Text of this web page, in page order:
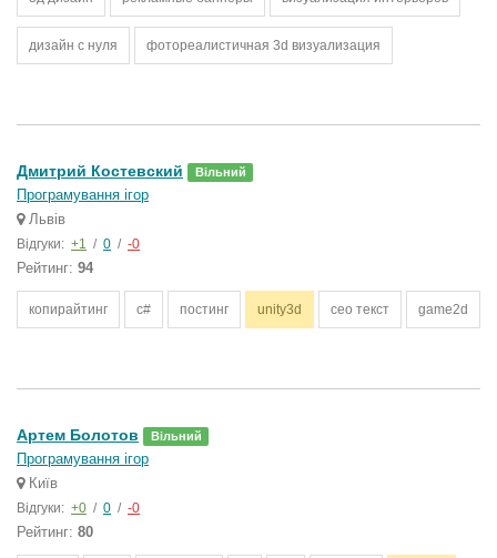
дизайн с нуля фотореалистичная 3d визуализация
Дмитрий Костевский Вільний
Програмування ігор
Львів
Відгуки: +1 / 0 / -0
Рейтинг: 94
копирайтинг c# постинг unity3d ceo текст game2d
Артем Болотов Вільний
Програмування ігор
Київ
Відгуки: +0 / 0 / -0
Рейтинг: 80